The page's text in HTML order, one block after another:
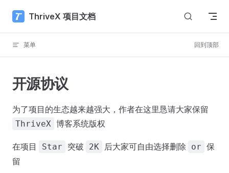
Skip to content
ThriveX 项目文档
菜单 回到顶部
开源协议
为了项目的生态越来越强大，作者在这里恳请大家保留
ThriveX 博客系统版权
在项目 Star 突破 2K 后大家可自由选择删除 or 保
留